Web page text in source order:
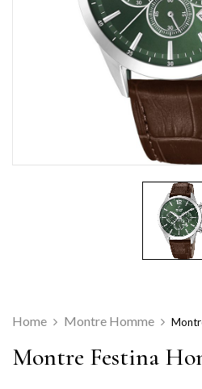
Home Montre Homme
Montre Festina